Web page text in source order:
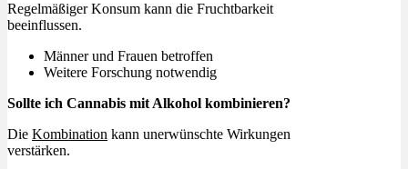
Regelmäßiger Konsum kann die Fruchtbarkeit
beeinflussen.
Männer und Frauen betroffen
Weitere Forschung notwendig
Sollte ich Cannabis mit Alkohol kombinieren?
Die Kombination kann unerwünschte Wirkungen
verstärken.